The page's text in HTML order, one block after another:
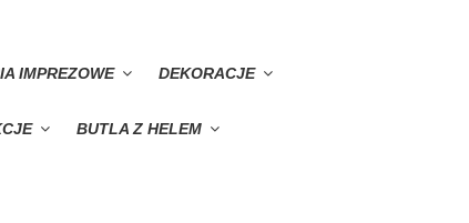
IMPREZOWE DEKORACJE
BUTLA Z HELEM